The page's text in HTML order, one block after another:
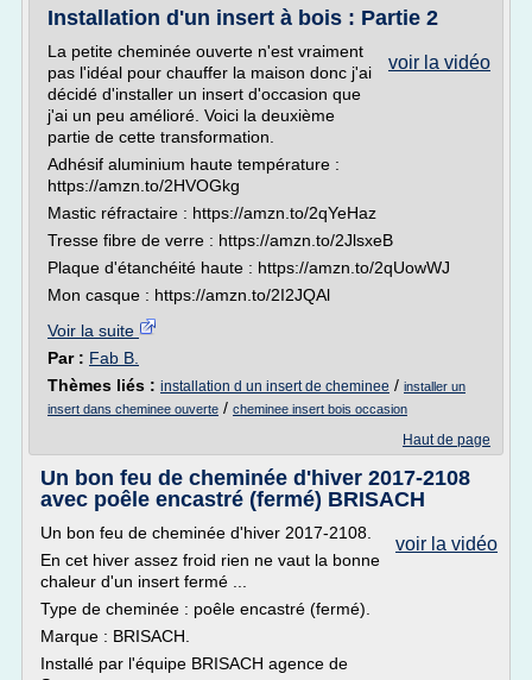
Installation d'un insert à bois : Partie 2
voir la vidéo
La petite cheminée ouverte n'est vraiment
pas l'idéal pour chauffer la maison donc j'ai
décidé d'installer un insert d'occasion que
j'ai un peu amélioré. Voici la deuxième
partie de cette transformation.
Adhésif aluminium haute température :
https://amzn.to/2HVOGkg
Mastic réfractaire : https://amzn.to/2qYeHaz
Tresse fibre de verre : https://amzn.to/2JlsxeB
Plaque d'étanchéité haute : https://amzn.to/2qUowWJ
Mon casque : https://amzn.to/2I2JQAl
Voir la suite
Par : Fab B.
Thèmes liés : installation d un insert de cheminee / installer un
insert dans cheminee ouverte / cheminee insert bois occasion
Haut de page
Un bon feu de cheminée d'hiver 2017-2108
avec poêle encastré (fermé) BRISACH
voir la vidéo
Un bon feu de cheminée d'hiver 2017-2108.
En cet hiver assez froid rien ne vaut la bonne
chaleur d'un insert fermé ...
Type de cheminée : poêle encastré (fermé).
Marque : BRISACH.
Installé par l'équipe BRISACH agence de